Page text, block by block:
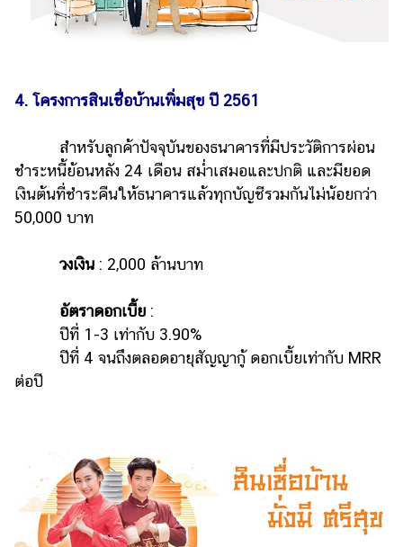
4. โครงการสินเชื่อบ้านเพิ่มสุข ปี 2561
สำหรับลูกค้าปัจจุบันของธนาคารที่มีประวัติการผ่อน
ชำระหนี้ย้อนหลัง 24 เดือน สม่ำเสมอและปกติ และมียอด
เงินต้นที่ชำระคืนให้ธนาคารแล้วทุกบัญชีรวมกันไม่น้อยกว่า
50,000 บาท
วงเงิน : 2,000 ล้านบาท
อัตราดอกเบี้ย :
ปีที่ 1-3 เท่ากับ 3.90%
ปีที่ 4 จนถึงตลอดอายุสัญญากู้ ดอกเบี้ยเท่ากับ MRR
ต่อปี